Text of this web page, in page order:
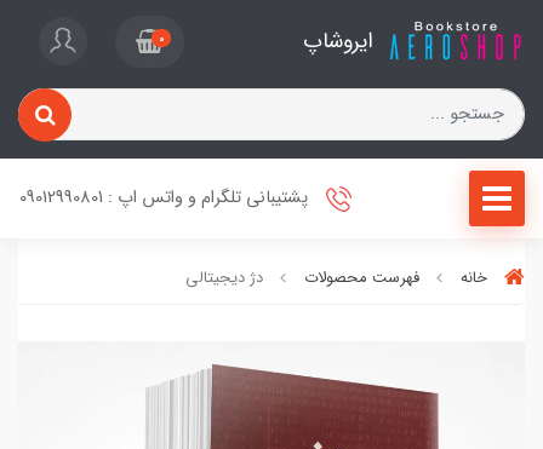
ایروشاپ 0
پشتیبانی تلگرام و واتس اپ : 09012990801
خانه فهرست محصولات دژ دیجیتالی